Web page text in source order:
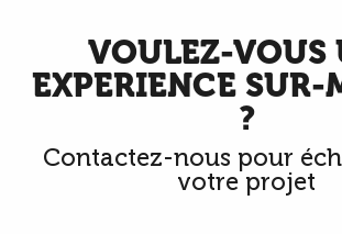
VOULEZ-VOUS
EXPERIENCE SUR-
?
Contactez-nous pour
votre projet